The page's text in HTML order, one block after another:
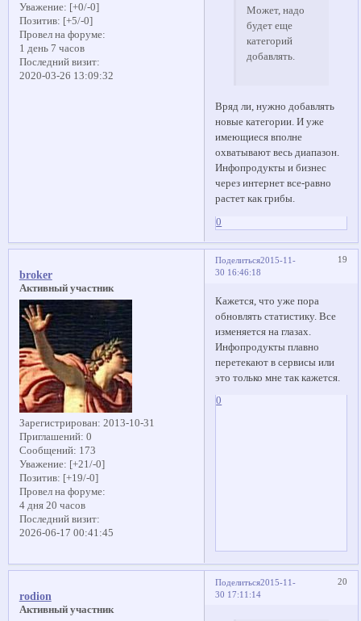
Уважение: [+0/-0]
Позитив: [+5/-0]
Провел на форуме:
1 день 7 часов
Последний визит:
2020-03-26 13:09:32
Может, надо
будет еще
категорий
добавлять.
Вряд ли, нужно добавлять
новые категории. И уже
имеющиеся вполне
охватывают весь диапазон.
Инфопродукты и бизнес
через интернет все-равно
растет как грибы.
0
Поделиться 19
2015-11-
30 16:46:18
broker
Активный участник
Зарегистрирован: 2013-10-31
Приглашений: 0
Сообщений: 173
Уважение: [+21/-0]
Позитив: [+19/-0]
Провел на форуме:
4 дня 20 часов
Последний визит:
2026-06-17 00:41:45
Кажется, что уже пора
обновлять статистику. Все
изменяется на глазах.
Инфопродукты плавно
перетекают в сервисы или
это только мне так кажется.
0
Поделиться 20
2015-11-
30 17:11:14
rodion
Активный участник